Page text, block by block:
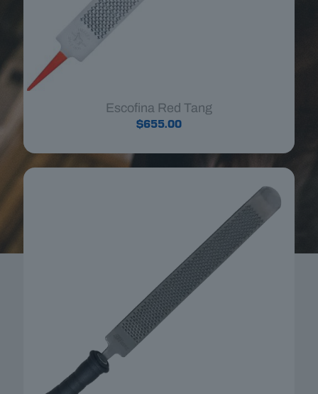
Escofina Red Tang
$655.00